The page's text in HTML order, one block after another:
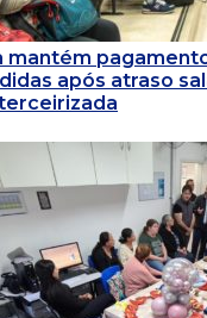
mantém
após atraso